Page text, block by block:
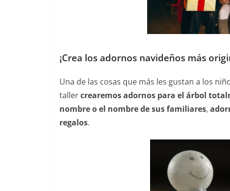
¡Crea los adornos navideños más
Una de las cosas que más les gustan a los
tallercrearemos adornos para el árbol
nombre o el nombre de sus familiares,
regalos.